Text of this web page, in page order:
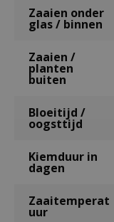
Zaaien onder
glas / binnen
Zaaien /
planten
buiten
Bloeitijd /
oogsttijd
Kiemduur in
dagen
Zaaitemperat
uur